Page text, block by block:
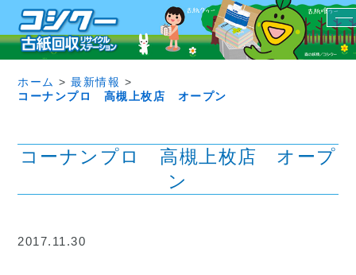
ホーム >最新情報 >
コーナンプロ 高槻上枚店 オープン
コーナンプロ 高槻上枚店 オープ
ン
2017.11.30